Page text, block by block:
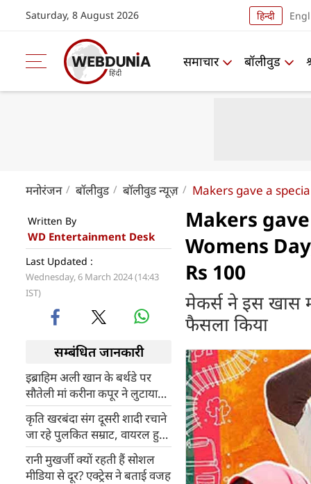
Saturday, 8 August 2026 हिन्दी
समाचार बॉलीवुड
मनोरंजन बॉलीवुड बॉलीवुड न्यूज़ Makers gave a
Written By
WD Entertainment Desk
Last Updated :
Wednesday, 6 March 2024 (14:43
IST)
सम्बंधित जानकारी
इब्राहिम अली खान के बर्थडे पर
सौतेली मां करीना कपूर ने लुटाया
प्यार, शेयर किया खास पोस्ट
कृति खरबंदा संग दूसरी शादी रचाने
जा रहे पुलकित सम्राट, वायरल हुआ
कपल का वेडिंग कार्ड
रानी मुखर्जी क्यों रहती हैं सोशल
मीडिया से दूर? एक्ट्रेस ने बताई वजह
Makers
Womens
Rs 100
मेकर्स ने इस खास
फैसला किया